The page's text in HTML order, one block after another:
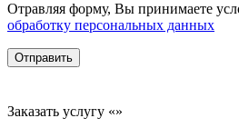
Отравляя форму, Вы принимаете
обработку персональных данных
Отправить
Заказать услугу «»